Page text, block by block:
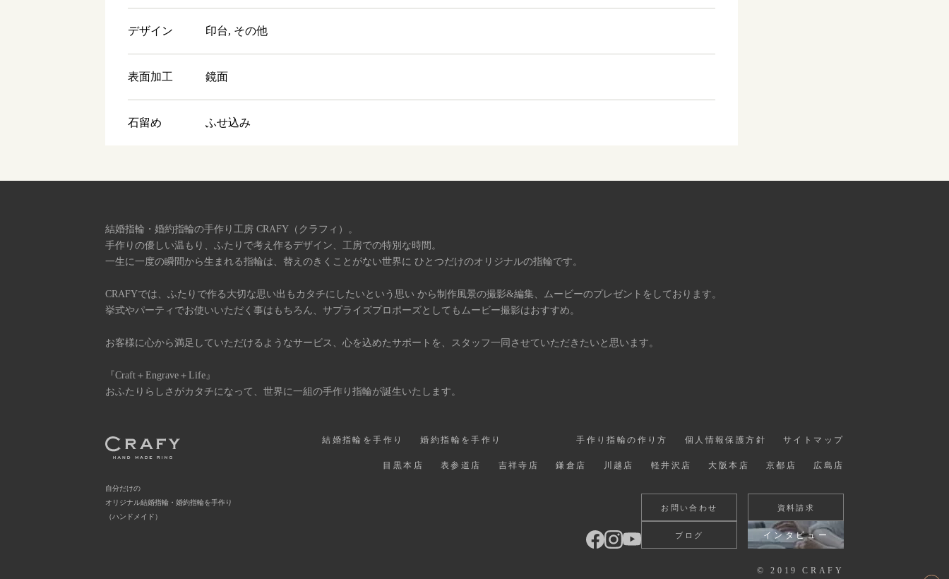
デザイン 印台, その他
表面加工 鏡面
石留め ふせ込み
結婚指輪・婚約指輪の手作り工房 CRAFY（クラフィ）。
手作りの優しい温もり、ふたりで考え作るデザイン、工房での特別な時間。
一生に一度の瞬間から生まれる指輪は、替えのきくことがない世界に ひとつだけのオリジナルの指輪です。
CRAFYでは、ふたりで作る大切な思い出もカタチにしたいという思い から制作風景の撮影&編集、ムービーのプレゼントをしております。
挙式やパーティでお使いいただく事はもちろん、サプライズプロポーズとしてもムービー撮影はおすすめ。
お客様に心から満足していただけるようなサービス、心を込めたサポートを、スタッフ一同させていただきたいと思います。
『Craft＋Engrave＋Life』
おふたりらしさがカタチになって、世界に一組の手作り指輪が誕生いたします。
自分だけの
オリジナル結婚指輪・婚約指輪を手作り
（ハンドメイド）
結婚指輪を手作り 婚約指輪を手作り
お問い合わせ 資料請求
ブログ インタビュー
手作り指輪の作り方 個人情報保護方針 サイトマップ
目黒本店 表参道店 吉祥寺店 鎌倉店 川越店 軽井沢店 大阪本店 京都店 広島店
© 2019 CRAFY
広島店